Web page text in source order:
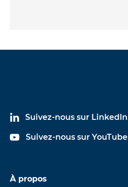
Suivez-nous sur LinkedIn
Suivez-nous sur YouTube
À propos